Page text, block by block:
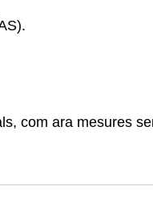
com ara mesures